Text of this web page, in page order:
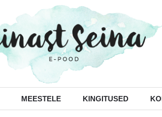
MEESTELE KINGITUSED